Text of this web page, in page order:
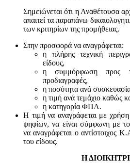
Σημειώνεται ότι η Αναθέτουσα
απαιτεί τα παραπάνω
των κριτηρίων της προμήθειας.
Στην προσφορά να αναγράφεται:
η πλήρης τεχνική
είδους,
η συμμόρφωση προς
προδιαγραφές,
η ποσότητα ανά
η τιμή ανά τεμάχιο καθώς
η κατηγορία ΦΠΑ.
Η τιμή να αναγράφεται με
ψηφίων, να είναι σύμφωνη με
να αναγράφεται ο αντίστοιχος
του είδους.
Η